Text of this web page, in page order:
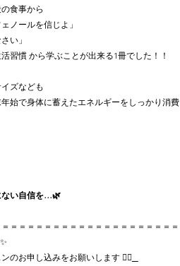
食事から
ノールを信じよ」
い」
習慣 から学ぶことが出来る1冊でした！！
ズなども
始で身体に蓄えたエネルギーをしっかり消
ない自信を…🌿‬
＝＝＝＝＝＝＝＝＝＝＝＝＝＝＝＝＝＝＝
のお申し込みをお願いします 👉🏻